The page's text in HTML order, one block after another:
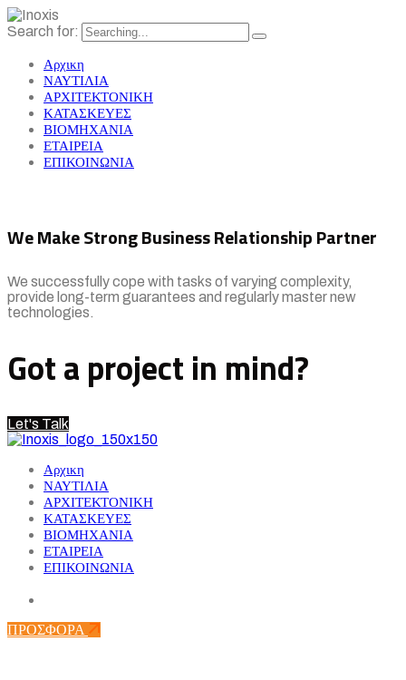
Search for:
Αρχικη
ΝΑΥΤΙΛΙΑ
ΑΡΧΙΤΕΚΤΟΝΙΚΗ
ΚΑΤΑΣΚΕΥΕΣ
ΒΙΟΜΗΧΑΝΙΑ
ΕΤΑΙΡΕΙΑ
ΕΠΙΚΟΙΝΩΝΙΑ
We Make Strong Business Relationship Partner
We successfully cope with tasks of varying complexity,
provide long-term guarantees and regularly master new
technologies.
Got a project in mind?
Let's Talk
Αρχικη
ΝΑΥΤΙΛΙΑ
ΑΡΧΙΤΕΚΤΟΝΙΚΗ
ΚΑΤΑΣΚΕΥΕΣ
ΒΙΟΜΗΧΑΝΙΑ
ΕΤΑΙΡΕΙΑ
ΕΠΙΚΟΙΝΩΝΙΑ
ΠΡΟΣΦΟΡΑ